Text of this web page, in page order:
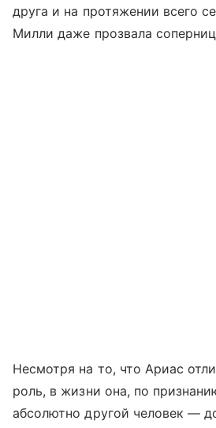
друга и на протяжении всего
Милли даже прозвала
Несмотря на то, что Ариас
роль, в жизни она, по
абсолютно другой человек —